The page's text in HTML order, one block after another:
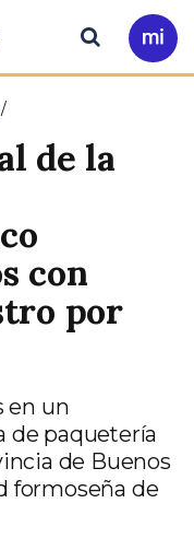
Ir
a
Buscar
de la
con
por
en un
de paquetería
de Buenos
formoseña de